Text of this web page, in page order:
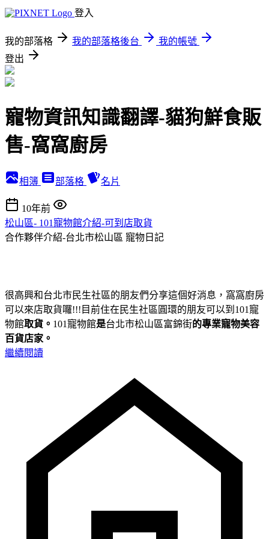
登入
我的部落格 我的部落格後台
我的帳號
登出
寵物資訊知識翻譯-貓狗鮮食販
售-窩窩廚房
相簿 部落格 名片
10年前
松山區- 101寵物館介紹-可到店取貨
合作夥伴介紹-台北市松山區 寵物日記
很高興和台北市民生社區的朋友們分享這個好消息，窩窩廚房
可以來店取貨囉!!!目前住在民生社區圓環的朋友可以到101寵
物館取貨。 101寵物館是台北市松山區富錦街的專業寵物美容
百貨店家。
繼續閱讀